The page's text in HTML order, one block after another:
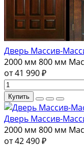
Дверь Массив-
2000 мм 800 мм
от 41 990 ₽
Купить
Дверь Массив-
2000 мм 800 мм
от 42 490 ₽